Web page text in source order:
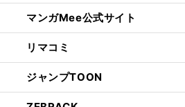
マンガMee公式サイト
リマコミ
ジャンプTOON